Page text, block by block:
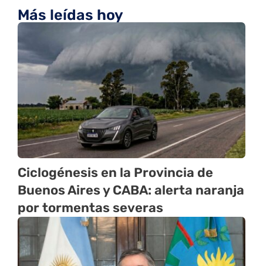
Más leídas hoy
Ciclogénesis en la Provincia de
Buenos Aires y CABA: alerta naranja
por tormentas severas